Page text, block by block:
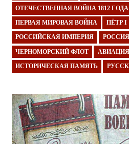
ОТЕЧЕСТВЕННАЯ ВОЙНА 1812 ГОДА
ПЕРВАЯ МИРОВАЯ ВОЙНА ПЁТР I
РОССИЙСКАЯ ИМПЕРИЯ РОССИЯ
ЧЕРНОМОРСКИЙ ФЛОТ АВИАЦИЯ
ИСТОРИЧЕСКАЯ ПАМЯТЬ